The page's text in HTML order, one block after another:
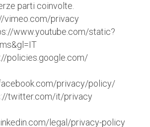
parti coinvolte.
vimeo.com/privacy
www.youtube.com/static?
policies.google.com/
privacy/policy/
twitter.com/it/privacy
legal/privacy-policy